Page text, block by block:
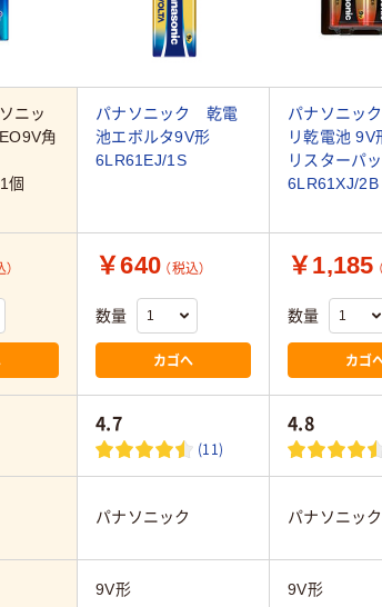
ニッ
角
個
パナソニック 乾電
池エボルタ9V形
6LR61EJ/1S
パナソニッ
リ乾電池 9V
リスターパ
6LR61XJ/2B
￥640 （税込）
数量
カゴへ
￥1,185
数量
カゴ
4.7
(11)
4.8
パナソニック パナソニック
9V形 9V形